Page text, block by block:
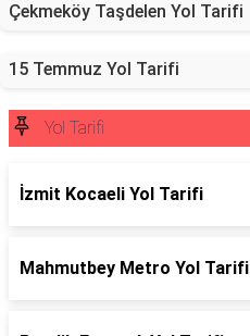
Çekmeköy Taşdelen Yol Tarifi
15 Temmuz Yol Tarifi
Yol Tarifi
İzmit Kocaeli Yol Tarifi
Mahmutbey Metro Yol Tarifi